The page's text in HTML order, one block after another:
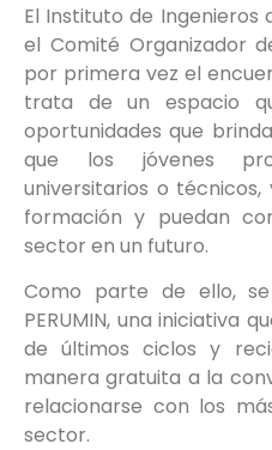
El Instituto de Ingenieros
el Comité Organizador
por primera vez el
trata de un espacio
oportunidades que
que los jóvenes
universitarios o
formación y puedan
sector en un futuro.
Como parte de ello,
PERUMIN, una iniciativa
de últimos ciclos y
manera gratuita a la
relacionarse con los
sector.